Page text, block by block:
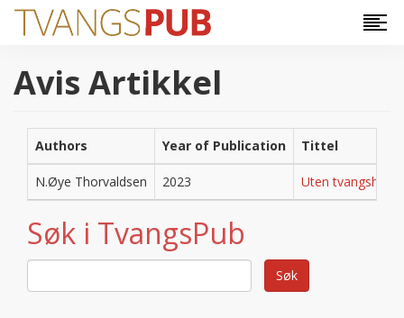
Hopp til hovedinnhold
Avis Artikkel
Authors Year of Publication Tittel
N.Øye Thorvaldsen 2023 Uten
Søk i TvangsPub